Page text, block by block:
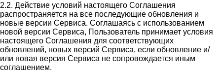
2.2. Действие условий настоящего Соглашения
распространяется на все последующие обновления и
новые версии Сервиса. Соглашаясь с использованием
новой версии Сервиса, Пользователь принимает условия
настоящего Соглашения для соответствующих
обновлений, новых версий Сервиса, если обновление и/
или новая версия Сервиса не сопровождается иным
соглашением.